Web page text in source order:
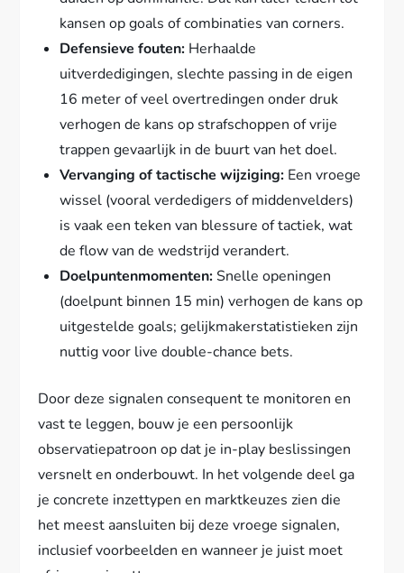
kansen op goals of combinaties van corners.
Defensieve fouten: Herhaalde
uitverdedigingen, slechte passing in de eigen
16 meter of veel overtredingen onder druk
verhogen de kans op strafschoppen of vrije
trappen gevaarlijk in de buurt van het doel.
Vervanging of tactische wijziging: Een vroege
wissel (vooral verdedigers of middenvelders)
is vaak een teken van blessure of tactiek, wat
de flow van de wedstrijd verandert.
Doelpuntenmomenten:Snelle openingen
(doelpunt binnen 15 min) verhogen de kans op
uitgestelde goals; gelijkmakerstatistieken zijn
nuttig voor live double-chance bets.
Door deze signalen consequent te monitoren en
vast te leggen, bouw je een persoonlijk
observatiepatroon op dat je in-play beslissingen
versnelt en onderbouwt. In het volgende deel ga
je concrete inzettypen en marktkeuzes zien die
het meest aansluiten bij deze vroege signalen,
inclusief voorbeelden en wanneer je juist moet